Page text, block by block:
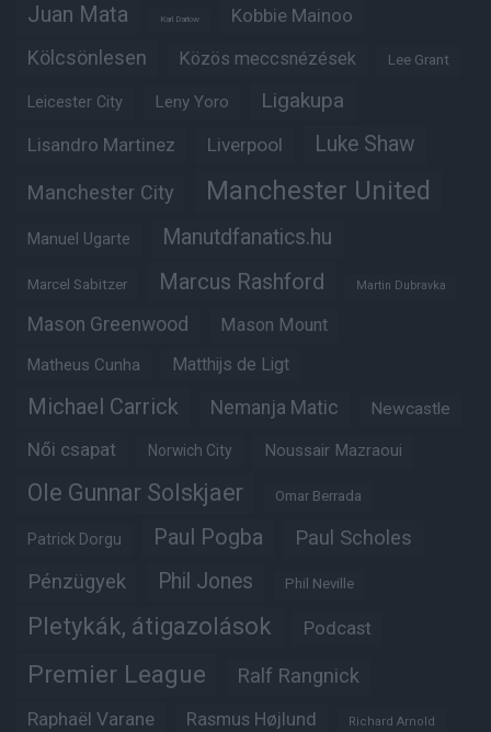
Juan Mata Karl Darlow Kobbie Mainoo
Kölcsönlesen Közös meccsnézések Lee Grant
Leicester City Leny Yoro Ligakupa
Lisandro Martinez Liverpool Luke Shaw
Manchester City Manchester United
Manuel Ugarte Manutdfanatics.hu
Marcel Sabitzer Marcus Rashford Martin Dubravka
Mason Greenwood Mason Mount
Matheus Cunha Matthijs de Ligt
Michael Carrick Nemanja Matic Newcastle
Női csapat Norwich City Noussair Mazraoui
Ole Gunnar Solskjaer Omar Berrada
Patrick Dorgu Paul Pogba Paul Scholes
Pénzügyek Phil Jones Phil Neville
Pletykák, átigazolások Podcast
Premier League Ralf Rangnick
Raphaël Varane Rasmus Højlund Richard Arnold